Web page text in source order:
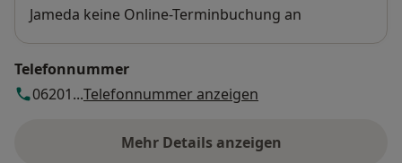
Jameda keine Online-Terminbuchung an
Telefonnummer
06201...Telefonnummer anzeigen
Mehr Details anzeigen
über die Adresse